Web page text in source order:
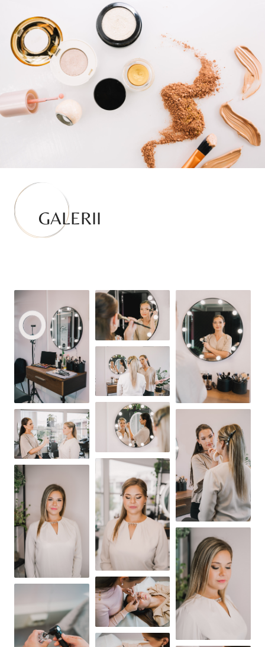
GALERII